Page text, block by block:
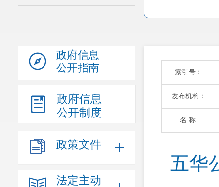
政府信息
公开指南
政府信息
公开制度
政策文件
法定主动
索引号：
发布机构：
名 称:
五华